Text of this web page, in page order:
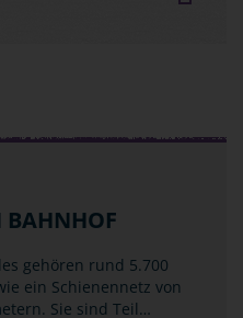
BAHNHOF
gehören rund 5.700
ein Schienennetz von
Sie sind Teil…